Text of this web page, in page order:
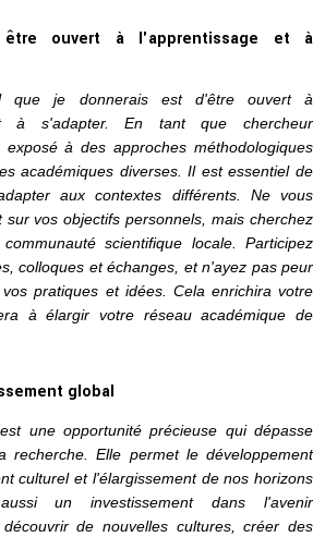
ouvert à l'apprentissage et à
que je donnerais est d'être ouvert à
à s'adapter. En tant que chercheur
à des approches méthodologiques
académiques diverses. Il est essentiel de
aux contextes différents. Ne vous
sur vos objectifs personnels, mais cherchez
scientifique locale. Participez
colloques et échanges, et n'ayez pas peur
pratiques et idées. Cela enrichira votre
à élargir votre réseau académique de
global
une opportunité précieuse qui dépasse
recherche. Elle permet le développement
culturel et l'élargissement de nos horizons
un investissement dans l'avenir
de nouvelles cultures, créer des